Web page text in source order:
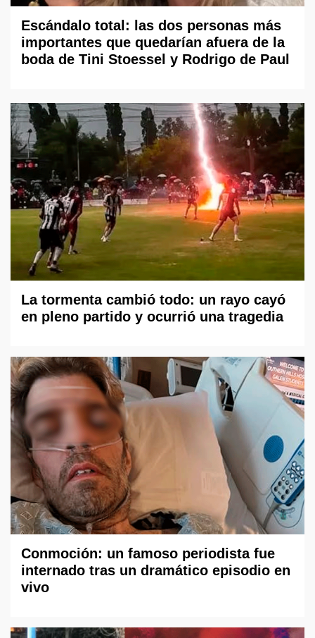
Escándalo total: las dos personas más
importantes que quedarían afuera de la
boda de Tini Stoessel y Rodrigo de Paul
La tormenta cambió todo: un rayo cayó
en pleno partido y ocurrió una tragedia
Conmoción: un famoso periodista fue
internado tras un dramático episodio en
vivo